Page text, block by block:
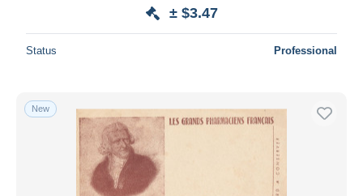
± $3.47
Status Professional
New